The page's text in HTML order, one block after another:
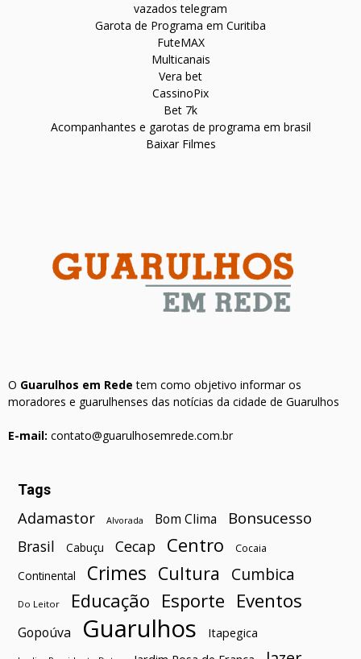
vazados telegram
Garota de Programa em Curitiba
FuteMAX
Multicanais
Vera bet
CassinoPix
Bet 7k
Acompanhantes e garotas de programa em brasil
Baixar Filmes
O Guarulhos em Rede tem como objetivo informar os
moradores e guarulhenses das notícias da cidade de Guarulhos
E-mail: contato@guarulhosemrede.com.br
Tags
Adamastor Alvorada Bom Clima Bonsucesso
Brasil Cabuçu Cecap Centro Cocaia
Continental Crimes Cultura Cumbica
Do Leitor Educação Esporte Eventos
Gopoúva Guarulhos Itapegica